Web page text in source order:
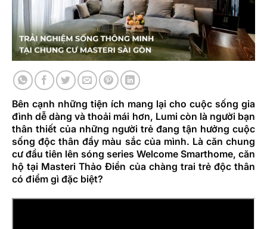
Bên cạnh những tiện ích mang lại cho cuộc sống gia
đình dễ dàng và thoải mái hơn, Lumi còn là người bạn
thân thiết của những người trẻ đang tận hưởng cuộc
sống độc thân đầy màu sắc của mình. Là căn chung
cư đầu tiên lên sóng series Welcome Smarthome, căn
hộ tại Masteri Thảo Điền của chàng trai trẻ độc thân
có điểm gì đặc biệt?